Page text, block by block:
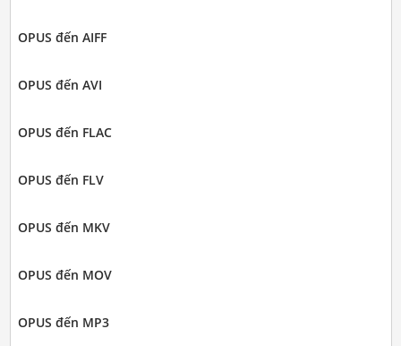
OPUS đến AIFF
OPUS đến AVI
OPUS đến FLAC
OPUS đến FLV
OPUS đến MKV
OPUS đến MOV
OPUS đến MP3